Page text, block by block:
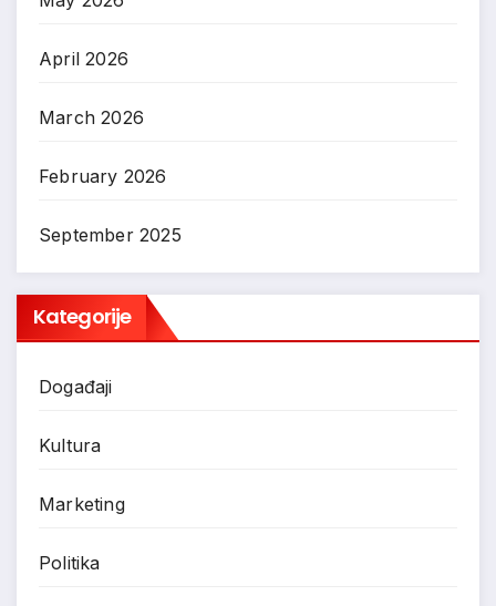
April 2026
March 2026
February 2026
September 2025
Kategorije
Događaji
Kultura
Marketing
Politika